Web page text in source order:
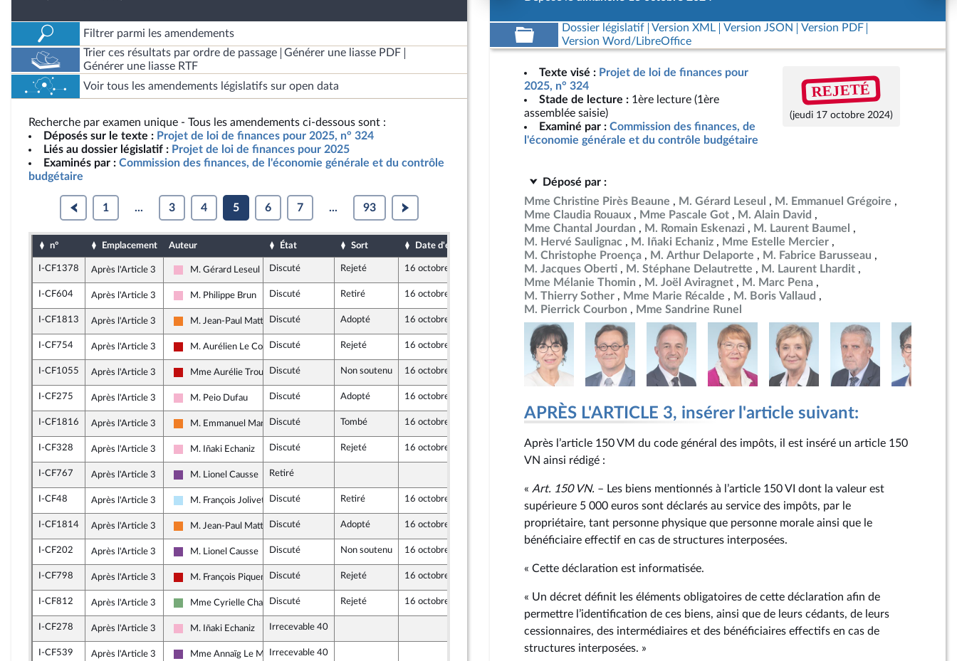
Filtrer parmi les amendements
Trier ces résultats par ordre de passage
Générer une liasse PDF
Générer une liasse RTF
Voir tous les amendements législatifs sur open data
Recherche par examen unique - Tous les amendements ci-dessous sont :
Déposés sur le texte : Projet de loi de finances pour 2025, n° 324
Liés au dossier législatif : Projet de loi de finances pour 2025
Examinés par : Commission des finances, de l'économie générale et du contrôle
budgétaire
1 ... 3 4 5 6 7 ... 93
n° Emplacement Auteur État Sort Date d'examen Date de dépôt
I-CF1378 Après l'Article 3
Socialistes et apparentés
M. Gérard Leseul Discuté Rejeté 16 octobre 2024 13 octobre 2024
I-CF604 Après l'Article 3
Socialistes et apparentés
M. Philippe Brun Discuté Retiré 16 octobre 2024 13 octobre 2024
I-CF1813 Après l'Article 3
Les Démocrates
M. Jean-Paul MatteiDiscuté Adopté 16 octobre 2024
I-CF754 Après l'Article 3
La France insoumise - Nouveau Front Populaire
M. Aurélien Le Coq Discuté Rejeté 16 octobre 2024 13 octobre 2024
I-CF1055 Après l'Article 3
La France insoumise - Nouveau Front Populaire
Mme Aurélie TrouvéDiscuté Non soutenu 16 octobre 2024 13 octobre 2024
I-CF275 Après l'Article 3
Socialistes et apparentés
M. Peio Dufau Discuté Adopté 16 octobre 2024
I-CF1816 Après l'Article 3
Les Démocrates
M. Emmanuel MandonDiscuté Tombé 16 octobre 2024 13 octobre 2024
I-CF328 Après l'Article 3
Socialistes et apparentés
M. Iñaki Echaniz Discuté Rejeté 16 octobre 2024 11 octobre 2024
I-CF767 Après l'Article 3
Ensemble pour la République
M. Lionel Causse Retiré
I-CF48 Après l'Article 3
Horizons & Indépendants
M. François Jolivet Discuté Retiré 16 octobre 2024
I-CF1814 Après l'Article 3
Les Démocrates
M. Jean-Paul MatteiDiscuté Adopté 16 octobre 2024 13 octobre 2024
I-CF202 Après l'Article 3
Ensemble pour la République
M. Lionel Causse Discuté Non soutenu 16 octobre 2024
I-CF798 Après l'Article 3
La France insoumise - Nouveau Front Populaire
M. François PiquemalDiscuté Rejeté 16 octobre 2024
I-CF812 Après l'Article 3
Écologiste et Social
Mme Cyrielle ChatelainDiscuté Rejeté 16 octobre 2024 13 octobre 2024
I-CF278 Après l'Article 3
Socialistes et apparentés
M. Iñaki Echaniz Irrecevable 40 11 octobre 2024
I-CF539 Après l'Article 3
Ensemble pour la République
Mme Annaïg Le MeurIrrecevable 40 12 octobre 2024
Dossier législatif Version XML Version JSON
Version PDF
Version Word/LibreOffice
Texte visé : Projet de loi de finances pour
2025, n° 324
Stade de lecture : 1ère lecture (1ère
assemblée saisie)
Examiné par : Commission des finances, de
l'économie générale et du contrôle budgétaire
REJETÉ
(jeudi 17 octobre 2024)
Déposé par :
Mme Christine Pirès Beaune
M. Gérard Leseul
M. Emmanuel Grégoire
Mme Claudia Rouaux
Mme Pascale Got
M. Alain David
Mme Chantal Jourdan
M. Romain Eskenazi
M. Laurent Baumel
M. Hervé Saulignac
M. Iñaki Echaniz
Mme Estelle Mercier
M. Christophe Proença
M. Arthur Delaporte
M. Fabrice Barusseau
M. Jacques Oberti
M. Stéphane Delautrette
M. Laurent Lhardit
Mme Mélanie Thomin
M. Joël Aviragnet
M. Marc Pena
M. Thierry Sother
Mme Marie Récalde
M. Boris Vallaud
M. Pierrick Courbon
Mme Sandrine Runel
APRÈS L'ARTICLE 3, insérer l'article suivant:
Après l’article 150 VM du code général des impôts, il est inséré un article 150
VN ainsi rédigé :
« Art. 150 VN. – Les biens mentionnés à l’article 150 VI dont la valeur est
supérieure 5 000 euros sont déclarés au service des impôts, par le
propriétaire, tant personne physique que personne morale ainsi que le
bénéficiaire effectif en cas de structures interposées.
« Cette déclaration est informatisée.
« Un décret définit les éléments obligatoires de cette déclaration afin de
permettre l’identification de ces biens, ainsi que de leurs cédants, de leurs
cessionnaires, des intermédiaires et des bénéficiaires effectifs en cas de
structures interposées. »